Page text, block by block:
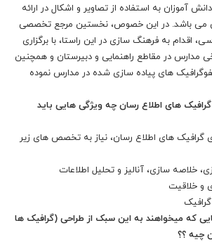
آموزان به استفاده از تصاویر و اشکال در ارائه
می باشد. در این خصوص، نخستین مرجع تخصصی
اقدام به فرهنگ سازی در این راستا، با برگزاری
مدارس در مقاطع راهنمایی و دبیرستان و همچنین
های پیاده سازی شده در مدارس نموده
های اطلاع رسان چه ویژگی هایی باید
گرافیک های اطلاع رسان، نیاز به تخصص های زیر
سازی، آنالیز و تحلیل اطلاعات
و خلاقیت
که میخواهند به این سبک از طراحی (گرافیک ها
چیه ؟؟